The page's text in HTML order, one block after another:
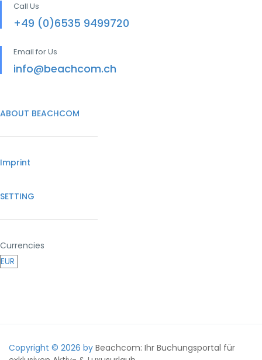
Call Us
+49 (0)6535 9499720
Email for Us
info@beachcom.ch
ABOUT BEACHCOM
Imprint
SETTING
Currencies
Copyright © 2026 by Beachcom: Ihr Buchungsportal für